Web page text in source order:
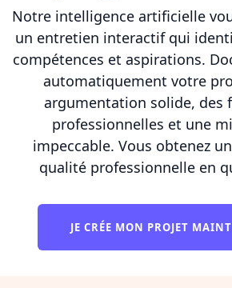
Notre intelligence artificielle
un entretien interactif qui
compétences et aspirations.
automatiquement votre
argumentation solide, des
professionnelles et une
impeccable. Vous obtenez
qualité professionnelle en
JE CRÉE MON PROJET